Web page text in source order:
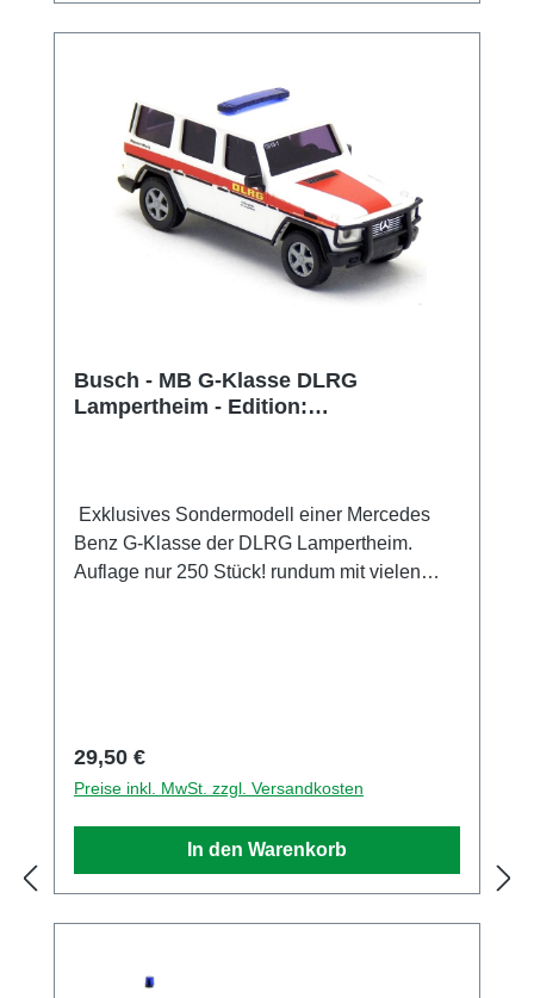
Busch - MB G-Klasse DLRG
Lampertheim - Edition:
Exklusives Sondermodell einer Mercedes
Benz G-Klasse der DLRG Lampertheim.
Auflage nur 250 Stück! rundum mit vielen
Heidelberger Str. 26, Viernheim, Hessen,
68519, DE E-Mail info@busch-model.com
Telefon 06204-600710
Regulärer Preis:
29,50 €
Preise inkl. MwSt. zzgl. Versandkosten
In den Warenkorb